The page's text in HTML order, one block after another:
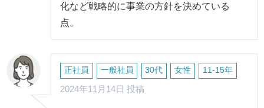
化など戦略的に事業の方針を決めている
点。
正社員 一般社員 30代 女性 11-15年
2024年11月14日 投稿